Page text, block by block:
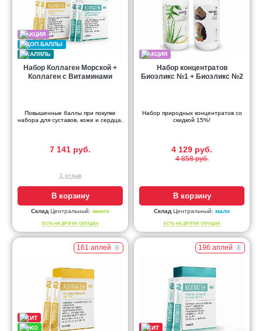
Набор Коллаген Морской +
Коллаген с Витаминами
Повышенные баллы при покупке
набора для суставов, кожи и сердца.
7 141 руб.
1 отзыв
В корзину
Склад Центральный: много
ЕСТЬ НА ДРУГИХ СКЛАДАХ
Набор концентратов
Биоэликс №1 + Биоэликс №2
Набор природных концентратов со
скидкой 15%!
4 129 руб.
4 858 руб.
В корзину
Склад Центральный: мало
ЕСТЬ НА ДРУГИХ СКЛАДАХ
161 аплей 196 аплей